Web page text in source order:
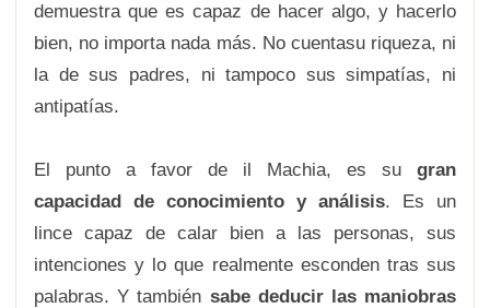
demuestra que es capaz de hacer algo, y hacerlo
bien, no importa nada más. No cuentasu riqueza, ni
la de sus padres, ni tampoco sus simpatías, ni
antipatías.
El punto a favor de il Machia, es su gran
capacidad de conocimiento y análisis. Es un
lince capaz de calar bien a las personas, sus
intenciones y lo que realmente esconden tras sus
palabras. Y también sabe deducir las maniobras